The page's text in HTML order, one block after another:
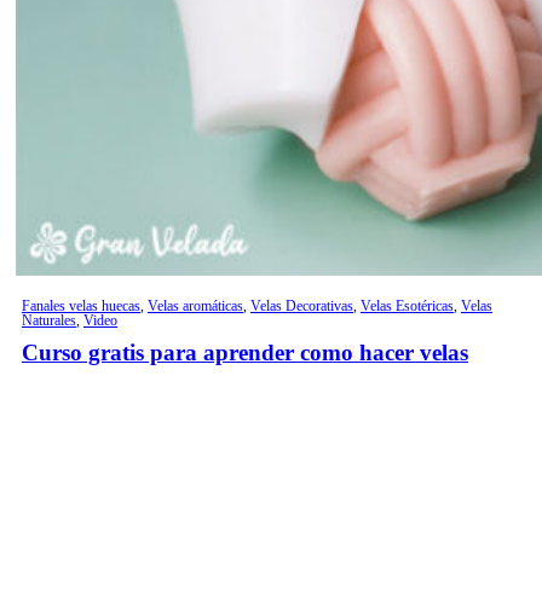
Fanales velas huecas Velas aromáticas Velas Decorativas Velas Esotéricas Velas
Naturales Video
Curso gratis para aprender como hacer velas